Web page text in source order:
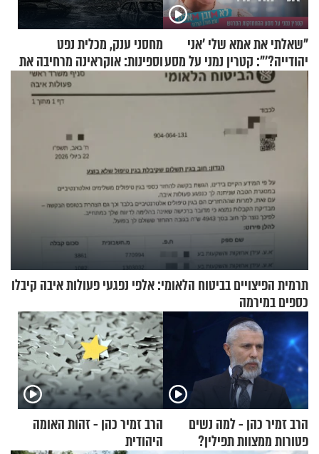
"שאלתי את אמא שלי 'אני
יהודייה?'": קטרין נמני על מסע
ההתחזקות המרגש
מחסני ענק, מכלית נפט
וספינות: אוקראינה מרחיבה את
התקיפות בעומק רוסיה
תרמית הפיצויים בביטוח הלאומי: אלפי נפגעי פעולות איבה קיבלו
כספים במירמה
הרב זמיר כהן - למה נשים
פטורות ממצוות תפילין?
הרב זמיר כהן - זהות האומה
היהודית